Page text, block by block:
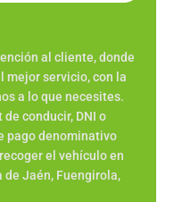
al cliente, donde
mejor servicio, con la
a lo que necesites.
conducir, DNI o
pago denominativo
el vehículo en
de Jaén, Fuengirola,